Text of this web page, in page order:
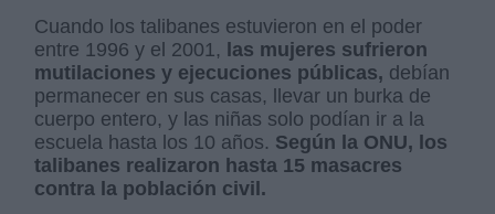
Cuando los talibanes estuvieron en el poder
entre 1996 y el 2001,
las mujeres sufrieron
mutilaciones y ejecuciones públicas, debían
permanecer en sus casas, llevar un burka de
cuerpo entero, y las niñas solo podían ir a la
escuela hasta los 10 años. Según la ONU, los
talibanes realizaron hasta 15 masacres
contra la población civil.